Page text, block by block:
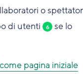
o
di utenti
6
se lo
pagina iniziale